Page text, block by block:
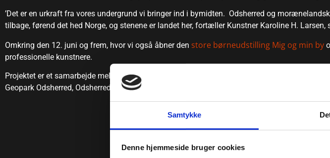
Samtykke
Denne hjemmeside bruger cookies
’Det er en urkraft fra vores undergrund vi bringer ind i bymidten. Odsherred og
tilbage, førend det hed Norge, og stenene er landet her, fortæller Kunstner Karoline H. Larsen,
Omkring den 12. juni og frem, hvor vi også åbner den store børneudstilling Mig og min by
professionelle kunstnere.
Projektet er et samarbejde mellem Odsherred Kommune, Købstaden Nykøbing Sjælland,
Geopark Odsherred, Odsherred Teater, Odsherred Bibliotek, Kunstner Karoline H. Larsen